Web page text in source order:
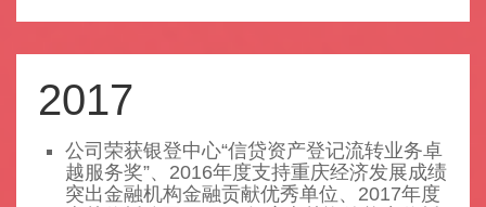
2017
公司荣获银登中心“信贷资产登记流转业务卓
越服务奖”、2016年度支持重庆经济发展成绩
突出金融机构金融贡献优秀单位、2017年度